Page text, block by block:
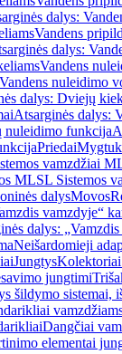
dalys:
Vandens
dalys:
Vandens
nuleidimo
dalys: Dviejų
Atsarginės dalys:
funkcija
Priedai
vamzdžiai
MLSL Sistemos
dalysMovos
vamzdyje“
dalys:
Neišardomieji
JungtysKolektoriai
jungtimi
šildymo sistemai,
Dangčiai
elementai